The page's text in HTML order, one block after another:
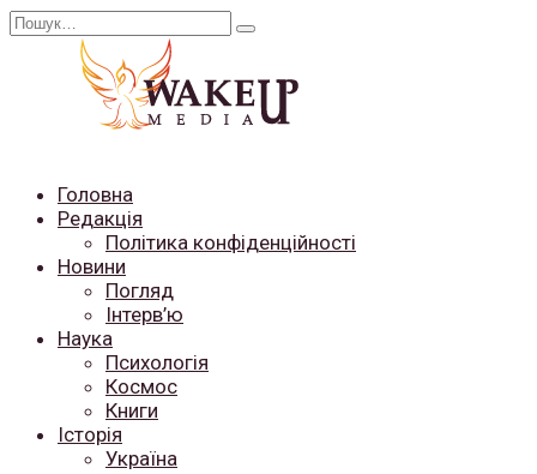
Перейти
Search
Головна
Редакція
Політика конфіденційності
Новини
Погляд
Інтерв’ю
Наука
Психологія
Космос
Книги
Історія
Україна